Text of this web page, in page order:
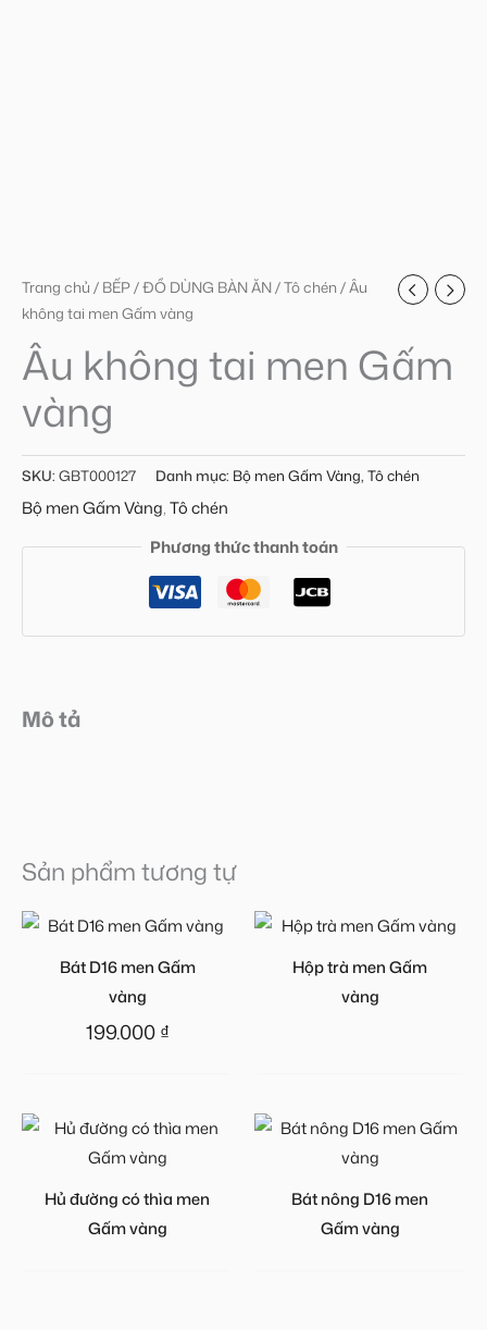
Trang chủ / BẾP/ĐỒ DÙNG BÀN ĂN/Tô chén / Âu
không tai men Gấm vàng
Âu không tai men Gấm
vàng
SKU: GBT000127 Danh mục: Bộ men Gấm Vàng, Tô chén
Bộ men Gấm Vàng,Tô chén
Phương thức thanh toán
Mô tả
Sản phẩm tương tự
Bát D16 men Gấm
vàng
199.000₫
Hộp trà men Gấm
vàng
Hủ đường có thìa men
Gấm vàng
Bát nông D16 men
Gấm vàng